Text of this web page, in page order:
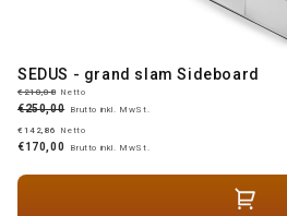
SEDUS - grand slam Sideboard
€210,08 Netto
€250,00 Brutto inkl. MwSt.
€142,86
Netto
€170,00 Brutto inkl. MwSt.